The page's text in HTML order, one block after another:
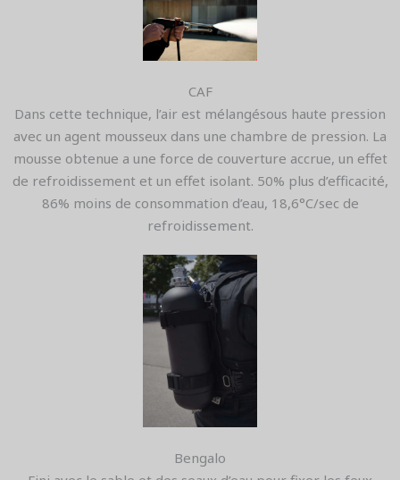
CAF
Dans cette technique, l’air est mélangésous haute pression
avec un agent mousseux dans une chambre de pression. La
mousse obtenue a une force de couverture accrue, un effet
de refroidissement et un effet isolant. 50% plus d’efficacité,
86% moins de consommation d’eau, 18,6°C/sec de
refroidissement.
Bengalo